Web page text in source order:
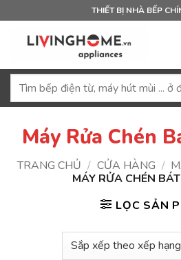
qua
THIẾT BỊ NHÀ BẾP
Tìm
Máy Rửa Chén
TRANG CHỦ / CỬA HÀNG /
MÁY RỬA CHÉN
LỌC SẢN